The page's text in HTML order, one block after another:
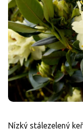
Nízký stálezelený